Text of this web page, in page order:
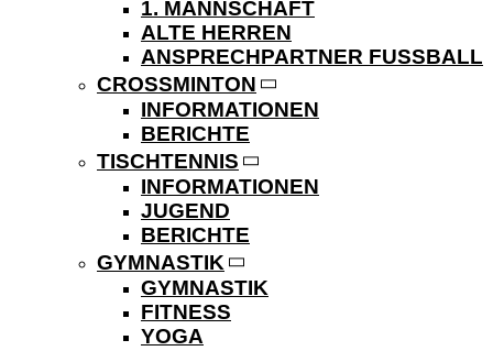
1. MANNSCHAFT
ALTE HERREN
ANSPRECHPARTNER FUSSBALL
CROSSMINTON
INFORMATIONEN
BERICHTE
TISCHTENNIS
INFORMATIONEN
JUGEND
BERICHTE
GYMNASTIK
GYMNASTIK
FITNESS
YOGA